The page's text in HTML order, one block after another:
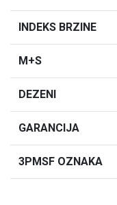
INDEKS BRZINE
M+S
DEZENI
GARANCIJA
3PMSF OZNAKA